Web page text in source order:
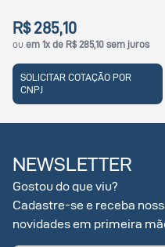
R$ 285,10
ou em 1x de R$ 285,10 sem juros
SOLICITAR COTAÇÃO POR
CNPJ
NEWSLETTER
Gostou do que viu?
Cadastre-se e receba
novidades em primeira